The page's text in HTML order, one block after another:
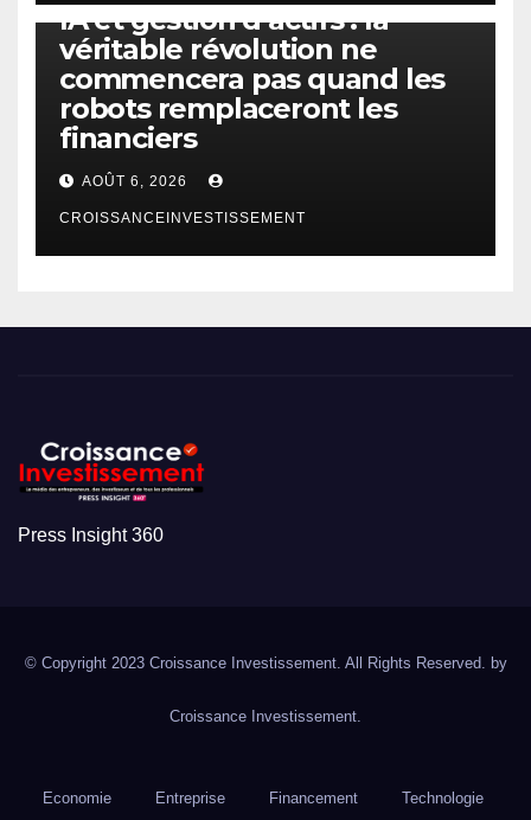
IA et gestion d’actifs : la
véritable révolution ne
commencera pas quand les
robots remplaceront les
financiers
AOÛT 6, 2026
CROISSANCEINVESTISSEMENT
Press Insight 360
© Copyright 2023 Croissance Investissement. All Rights Reserved. by
Croissance Investissement.
Economie Entreprise Financement Technologie